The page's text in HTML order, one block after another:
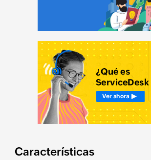
Características